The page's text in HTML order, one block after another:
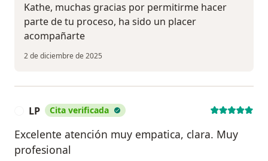
Kathe, muchas gracias por permitirme hacer
parte de tu proceso, ha sido un placer
acompañarte
2 de diciembre de 2025
LP Cita verificada
Excelente atención muy empatica, clara. Muy
profesional